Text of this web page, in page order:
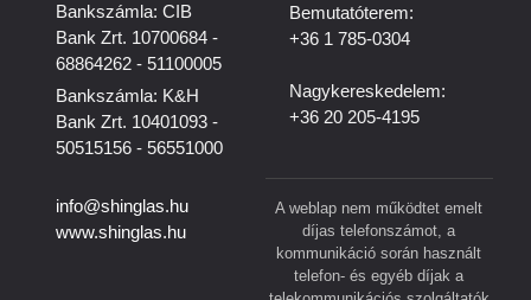
Bankszámla: CIB
Bank Zrt. 10700684 -
68864262 - 51100005
Bankszámla: K&H
Bank Zrt. 10401093 -
50515156 - 56551000
info@shinglas.hu
www.shinglas.hu
Bemutatóterem:
+36 1 785-0304
Nagykereskedelem:
+36 20 205-4195
A weblap nem működtet emelt
díjas telefonszámot, a
kommunikáció során használt
telefon- és egyéb díjak a